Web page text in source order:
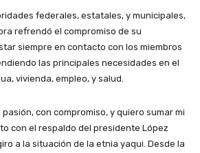
federales, estatales, y municipales,
refrendó el compromiso de su
siempre en contacto con los miembros
las principales necesidades en el
vivienda, empleo, y salud.
pasión, con compromiso, y quiero sumar mi
con el respaldo del presidente López
a la situación de la etnia yaqui. Desde la